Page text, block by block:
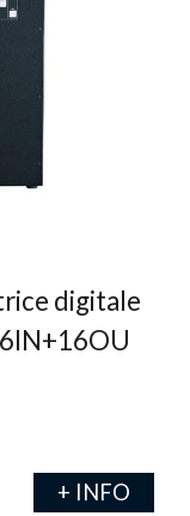
digitale
+ INFO